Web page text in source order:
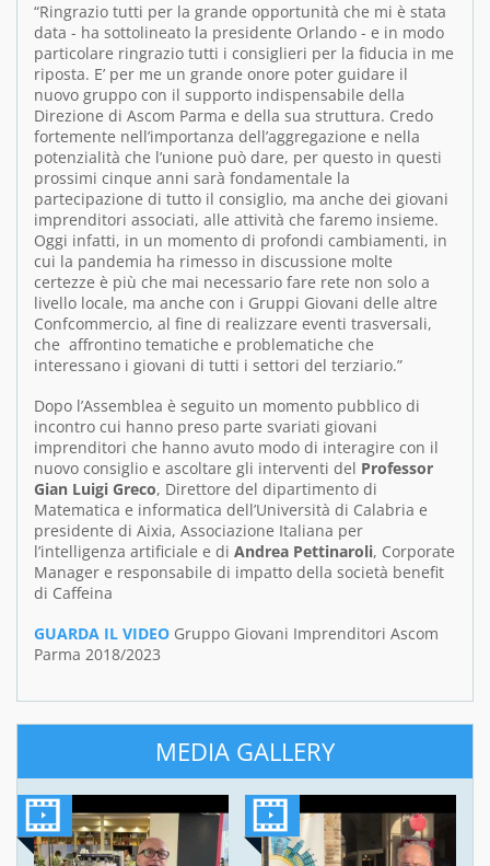
“Ringrazio tutti per la grande opportunità che mi è stata
data - ha sottolineato la presidente Orlando - e in modo
particolare ringrazio tutti i consiglieri per la fiducia in me
riposta. E’ per me un grande onore poter guidare il
nuovo gruppo con il supporto indispensabile della
Direzione di Ascom Parma e della sua struttura. Credo
fortemente nell’importanza dell’aggregazione e nella
potenzialità che l’unione può dare, per questo in questi
prossimi cinque anni sarà fondamentale la
partecipazione di tutto il consiglio, ma anche dei giovani
imprenditori associati, alle attività che faremo insieme.
Oggi infatti, in un momento di profondi cambiamenti, in
cui la pandemia ha rimesso in discussione molte
certezze è più che mai necessario fare rete non solo a
livello locale, ma anche con i Gruppi Giovani delle altre
Confcommercio, al fine di realizzare eventi trasversali,
che affrontino tematiche e problematiche che
interessano i giovani di tutti i settori del terziario.”
Dopo l’Assemblea è seguito un momento pubblico di
incontro cui hanno preso parte svariati giovani
imprenditori che hanno avuto modo di interagire con il
nuovo consiglio e ascoltare gli interventi del Professor
Gian Luigi Greco, Direttore del dipartimento di
Matematica e informatica dell’Università di Calabria e
presidente di Aixia, Associazione Italiana per
l’intelligenza artificiale e di Andrea Pettinaroli, Corporate
Manager e responsabile di impatto della società benefit
di Caffeina
GUARDA IL VIDEO Gruppo Giovani Imprenditori Ascom
Parma 2018/2023
MEDIA GALLERY